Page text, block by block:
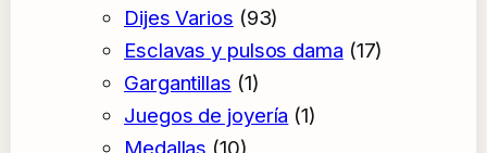
productos
Dijes Varios 9393
productos
Esclavas y pulsos dama 1717
Gargantillas 11
producto
Juegos de joyería 11
Medallas 1010